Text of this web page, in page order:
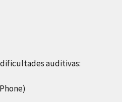
dificultades auditivas: